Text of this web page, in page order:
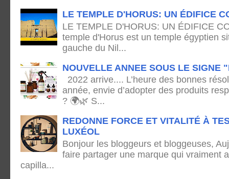
LE TEMPLE D'HORUS: UN ÉDIFICE
LE TEMPLE D'HORUS: UN ÉDIFICE
temple d'Horus est un temple égyptien
gauche du Nil...
NOUVELLE ANNEE SOUS LE SIGNE
2022 arrive.... L’heure des bonnes
année, envie d’adopter des produits
? 🌍🌿 S...
REDONNE FORCE ET VITALITÉ À
LUXÉOL
Bonjour les bloggeurs et bloggeuses,
faire partager une marque qui vraiment
capilla...